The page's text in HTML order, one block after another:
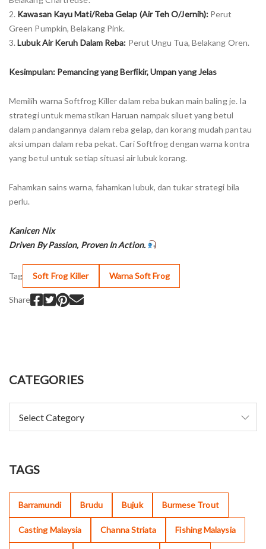
2. Kawasan Kayu Mati/Reba Gelap (Air Teh O/Jernih): Perut
Green Pumpkin, Belakang Pink.
3. Lubuk Air Keruh Dalam Reba: Perut Ungu Tua, Belakang Oren.
Kesimpulan: Pemancing yang Berfikir, Umpan yang Jelas
Memilih warna Softfrog Killer dalam reba bukan main baling je. Ia
strategi untuk memastikan Haruan nampak siluet yang betul
dalam pandangannya dalam reba gelap, dan korang mudah pantau
aksi umpan dalam reba pekat. Cari Softfrog dengan warna kontra
yang betul untuk setiap situasi air lubuk korang.
Fahamkan sains warna, fahamkan lubuk, dan tukar strategi bila
perlu.
Kanicen Nix
Driven By Passion, Proven In Action.
Tag Soft Frog Killer Warna Soft Frog
Share
CATEGORIES
TAGS
Barramundi Brudu Bujuk Burmese Trout
Casting Malaysia Channa Striata Fishing Malaysia